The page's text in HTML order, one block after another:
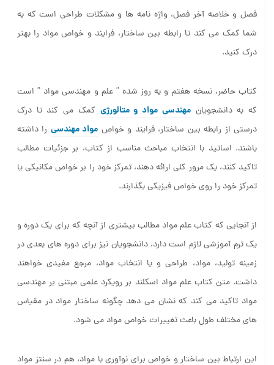
فصل و خلاصه آخر فصل، واژه نامه ها و مشکلات طراحی است که به
شما کمک می کند تا رابطه بین ساختار، فرایند و خواص مواد را بهتر
درک کنید.
کتاب حاضر، نسخه هفتم و به روز شده ” علم و مهندسی مواد ” است
که به دانشجویانمهندسی مواد و متالورژی کمک می کند تا درک
درستی از رابطه بین ساختار، فرایند و خواص مواد مهندسی را داشته
باشند. اساتید با انتخاب مباحث مناسب از کتاب، بر جزئیات مطالب
تاکید کنند، یک مرور کلی ارائه دهند، تمرکز خود را بر خواص مکانیکی یا
تمرکز خود را روی خواص فیزیکی بگذارند.
از آنجایی که کتاب علم مواد مطالب بیشتری از آنچه که برای یک دوره و
یک ترم آموزشی لازم است دارد، دانشجویان نیز برای دوره های بعدی در
زمینه تولید، مواد، طراحی و یا انتخاب مواد، مرجع مفیدی خواهند
داشت. متن کتاب علم مواد اسکلند بر رویکرد علمی مبتنی بر مهندسی
مواد تاکید می کند که نشان می دهد چگونه ساختار مواد در مقیاس
های مختلف طول باعث تغییرات خواص مواد می شود.
این ارتباط بین ساختار و خواص برای نوآوری با مواد، هم در سنتز مواد